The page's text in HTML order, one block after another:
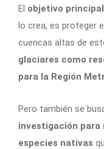
El objetivo principal
lo crea, es proteger
cuencas altas de
glaciares como
para la Región
Pero también se
investigación para
especies nativas